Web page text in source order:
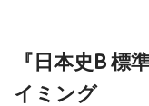
『日本史B 標
イミング